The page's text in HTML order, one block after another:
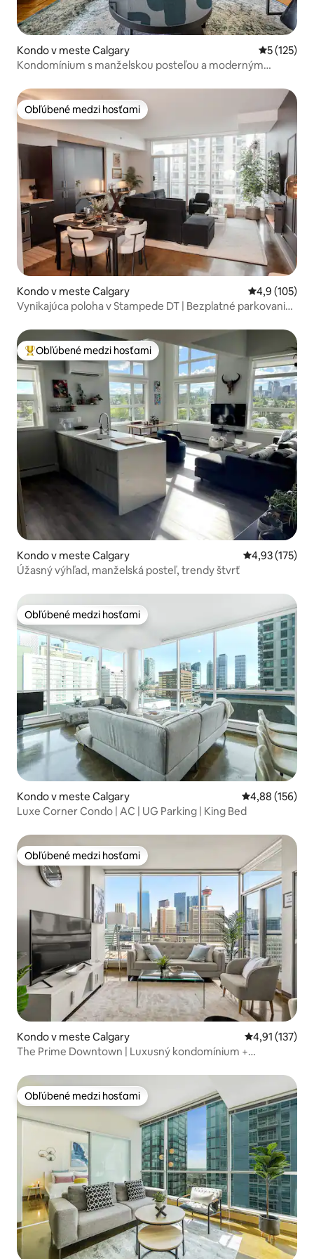
Kondo v meste Calgary Priemerné
5 (125)
Kondomínium s manželskou posteľou a moderným
Obľúbené medzi hosťami
Obľúbené medzi hosťami
Kondo v meste Calgary Priemerné
4,9 (105)
Vynikajúca poloha v Stampede DT | Bezplatné parkovanie |
Najobľúbenejšie medzi hosťami
Obľúbené medzi hosťami
Kondo v meste Calgary Priemerné
4,93 (175)
Úžasný výhľad, manželská posteľ, trendy štvrť
Obľúbené medzi hosťami
Obľúbené medzi hosťami
Kondo v meste Calgary Priemerné
4,88 (156)
Luxe Corner Condo | AC | UG Parking | King Bed
Obľúbené medzi hosťami
Obľúbené medzi hosťami
Kondo v meste Calgary Priemerné
4,91 (137)
The Prime Downtown | Luxusný kondomínium +
Obľúbené medzi hosťami
Obľúbené medzi hosťami